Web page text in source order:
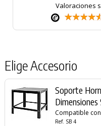
Valoraciones
Elige Accesorio
Soporte
Dimensiones
Compatible
Ref. SB 4